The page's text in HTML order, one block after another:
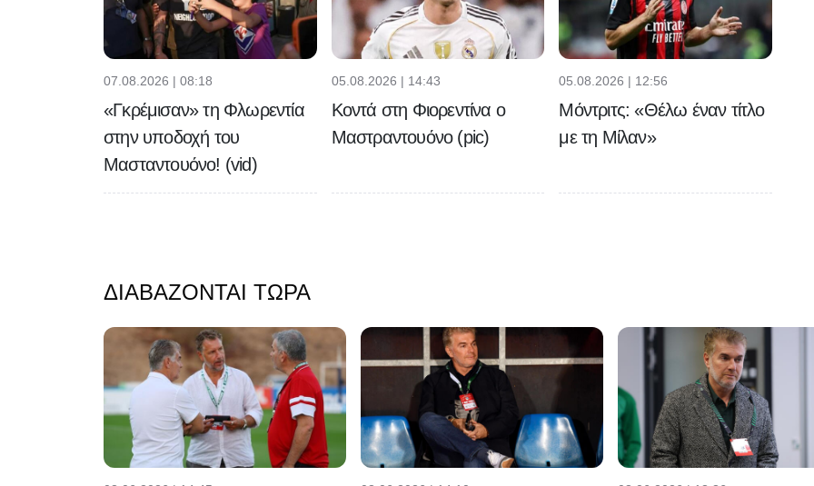
07.08.2026 | 08:18
«Γκρέμισαν» τη Φλωρεντία
στην υποδοχή του
Μασταντουόνο! (vid)
05.08.2026 | 14:43
Κοντά στη Φιορεντίνα ο
Μαστραντουόνο (pic)
05.08.2026 | 12:56
Μόντριτς: «Θέλω έναν τίτλο
με τη Μίλαν»
ΔΙΑΒΆΖΟΝΤΑΙ ΤΏΡΑ